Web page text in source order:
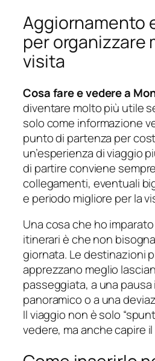
Aggiornamento
per organizzare
visita
Cosa fare e vedere a
diventare molto più utile
solo come informazione
punto di partenza per
un’esperienza di viaggio
di partire conviene
collegamenti, eventuali
e periodo migliore per la
Una cosa che ho
itinerari è che non
giornata. Le destinazioni
apprezzano meglio
passeggiata, a una
panoramico o a una
Il viaggio non è solo
vedere, ma anche capire